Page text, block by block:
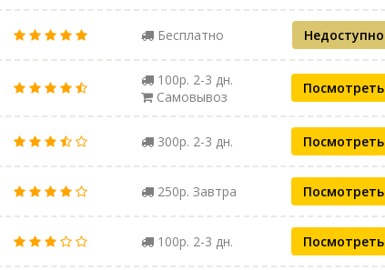
Бесплатно Недоступно
100р. 2-3 дн.
Самовывоз
Посмотреть
300р. 2-3 дн. Посмотреть
250р. Завтра Посмотреть
100р. 2-3 дн. Посмотреть